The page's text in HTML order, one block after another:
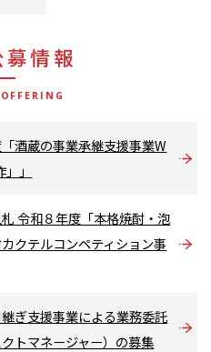
情報
「酒蔵の事業承継支援事業W
」
札 令和８年度「本格焼酎・泡
クテルコンペティション事
ぎ支援事業による業務委託
トマネージャー）の募集